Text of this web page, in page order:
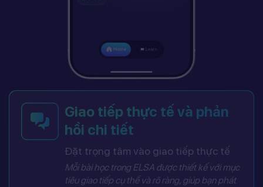
Giao tiếp thực tế và phản
hồi chi tiết
Đặt trọng tâm vào giao tiếp thực tế
Mỗi bài học trong ELSA được thiết kế với mục
tiêu giao tiếp cụ thể và rõ ràng, giúp bạn phát